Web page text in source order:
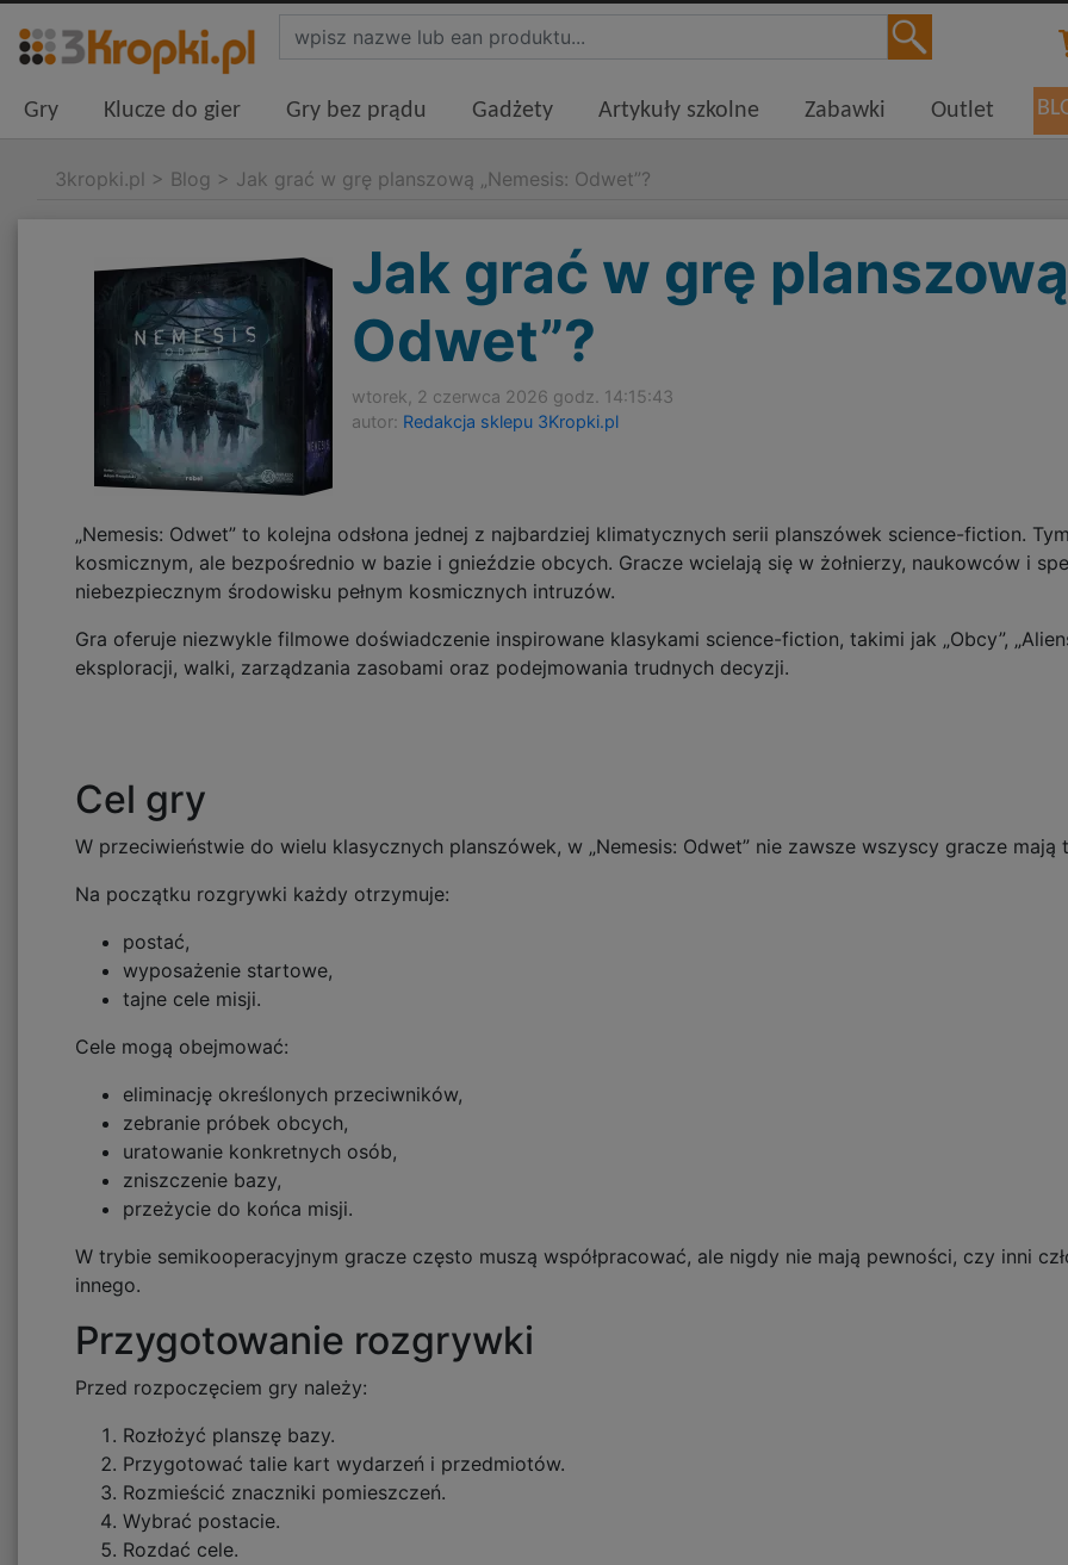
Gry Klucze do gier Gry bez prądu Gadżety Artykuły szkolne Zabawki Outlet
3kropki.pl > Blog > Jak grać w grę planszową „Nemesis: Odwet”?
Jak grać w grę
Odwet”?
wtorek, 2 czerwca 2026 godz. 14:15:43
autor: Redakcja sklepu 3Kropki.pl
„Nemesis: Odwet” to kolejna odsłona jednej z najbardziej klimatycznych serii planszówek science-fiction.
kosmicznym, ale bezpośrednio w bazie i gnieździe obcych. Gracze wcielają się w żołnierzy, naukowców i
niebezpiecznym środowisku pełnym kosmicznych intruzów.
Gra oferuje niezwykle filmowe doświadczenie inspirowane klasykami science-fiction, takimi jak „Obcy”,
eksploracji, walki, zarządzania zasobami oraz podejmowania trudnych decyzji.
Cel gry
W przeciwieństwie do wielu klasycznych planszówek, w „Nemesis: Odwet” nie zawsze wszyscy gracze mają
Na początku rozgrywki każdy otrzymuje:
postać,
wyposażenie startowe,
tajne cele misji.
Cele mogą obejmować:
eliminację określonych przeciwników,
zebranie próbek obcych,
uratowanie konkretnych osób,
zniszczenie bazy,
przeżycie do końca misji.
W trybie semikooperacyjnym gracze często muszą współpracować, ale nigdy nie mają pewności, czy inni
innego.
Przygotowanie rozgrywki
Przed rozpoczęciem gry należy:
Rozłożyć planszę bazy.
Przygotować talie kart wydarzeń i przedmiotów.
Rozmieścić znaczniki pomieszczeń.
Wybrać postacie.
Rozdać cele.